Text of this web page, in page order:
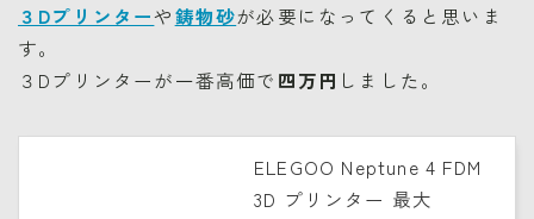
３Dプリンターや鋳物砂が必要になってくると思いま
す。
３Dプリンターが一番高価で 四万円 しました。
ELEGOO Neptune 4 FDM
3D プリンター 最大